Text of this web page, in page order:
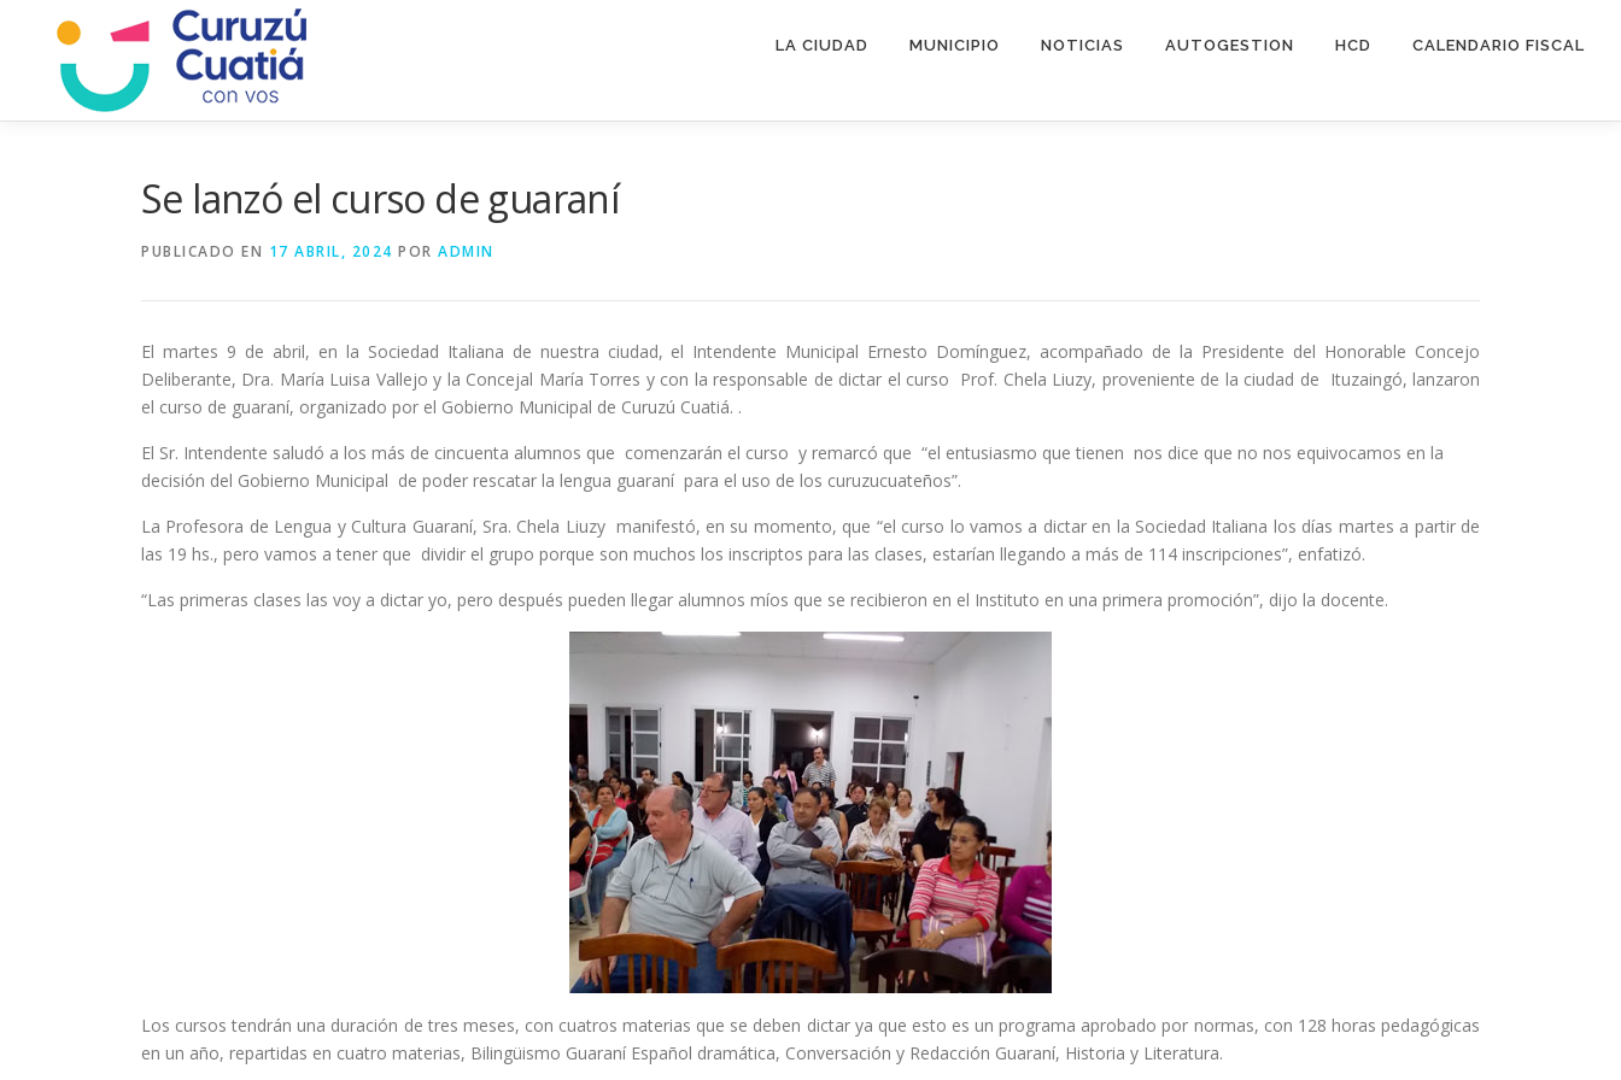
contenido
LA CIUDAD MUNICIPIO NOTICIAS AUTOGESTION HCD CALENDARIO FISCAL
Se lanzó el curso de guaraní
PUBLICADO EN 17 ABRIL, 2024 POR ADMIN
El martes 9 de abril, en la Sociedad Italiana de nuestra ciudad, el Intendente Municipal Ernesto Domínguez, acompañado de la Presidente del Honorable Concejo
Deliberante, Dra. María Luisa Vallejo y la Concejal María Torres y con la responsable de dictar el curso Prof. Chela Liuzy, proveniente de la ciudad de Ituzaingó, lanzaron
el curso de guaraní, organizado por el Gobierno Municipal de Curuzú Cuatiá. .
El Sr. Intendente saludó a los más de cincuenta alumnos que comenzarán el curso y remarcó que “el entusiasmo que tienen nos dice que no nos equivocamos en la
decisión del Gobierno Municipal de poder rescatar la lengua guaraní para el uso de los curuzucuateños”.
La Profesora de Lengua y Cultura Guaraní, Sra. Chela Liuzy manifestó, en su momento, que “el curso lo vamos a dictar en la Sociedad Italiana los días martes a partir de
las 19 hs., pero vamos a tener que dividir el grupo porque son muchos los inscriptos para las clases, estarían llegando a más de 114 inscripciones”, enfatizó.
“Las primeras clases las voy a dictar yo, pero después pueden llegar alumnos míos que se recibieron en el Instituto en una primera promoción”, dijo la docente.
Los cursos tendrán una duración de tres meses, con cuatros materias que se deben dictar ya que esto es un programa aprobado por normas, con 128 horas pedagógicas
en un año, repartidas en cuatro materias, Bilingüismo Guaraní Español dramática, Conversación y Redacción Guaraní, Historia y Literatura.